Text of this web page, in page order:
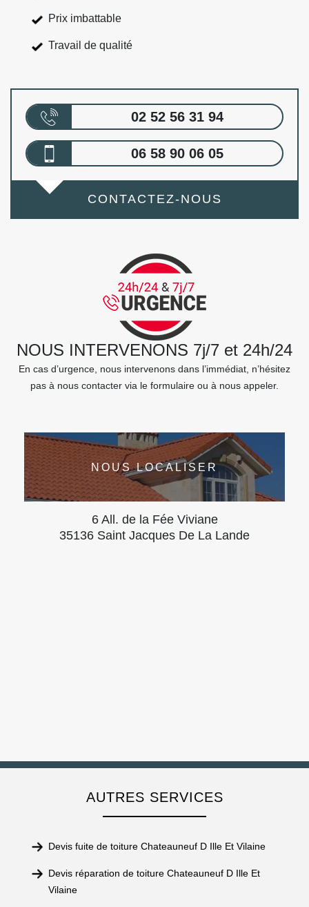
Prix imbattable
Travail de qualité
02 52 56 31 94
06 58 90 06 05
CONTACTEZ-NOUS
NOUS INTERVENONS 7j/7 et 24h/24
En cas d’urgence, nous intervenons dans l’immédiat, n’hésitez
pas à nous contacter via le formulaire ou à nous appeler.
NOUS LOCALISER
6 All. de la Fée Viviane
35136 Saint Jacques De La Lande
AUTRES SERVICES
Devis fuite de toiture Chateauneuf D Ille Et Vilaine
Devis réparation de toiture Chateauneuf D Ille Et
Vilaine